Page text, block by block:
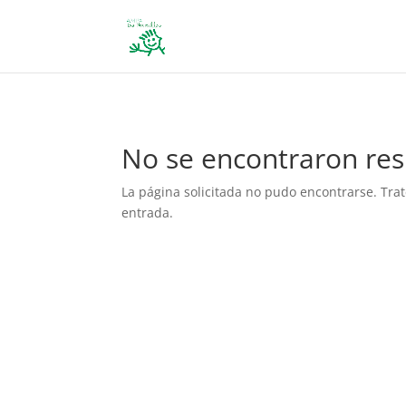
No se encontraron
La página solicitada no pudo encontrarse.
entrada.